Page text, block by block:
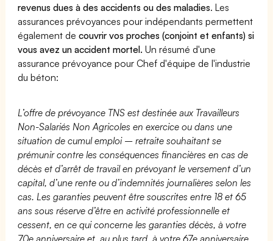
revenus dues à des accidents ou des maladies. Les
assurances prévoyances pour indépendants permettent
également decouvrir vos proches (conjoint et enfants) si
vous avez un accident mortel. Un résumé d'une
assurance prévoyance pour Chef d'équipe de l'industrie
du béton:
L’offre de prévoyance TNS est destinée aux Travailleurs
Non-Salariés Non Agricoles en exercice ou dans une
situation de cumul emploi – retraite souhaitant se
prémunir contre les conséquences financières en cas de
décès et d’arrêt de travail en prévoyant le versement d’un
capital, d’une rente ou d’indemnités journalières selon les
cas. Les garanties peuvent être souscrites entre 18 et 65
ans sous réserve d’être en activité professionnelle et
cessent, en ce qui concerne les garanties décès, à votre
70e anniversaire et, au plus tard, à votre 67e anniversaire